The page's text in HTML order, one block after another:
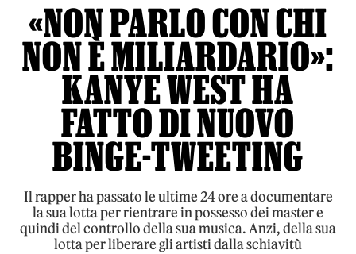
«NON PARLO CON CHI
NON È MILIARDARIO»:
KANYE WEST HA
FATTO DI NUOVO
BINGE-TWEETING
Il rapper ha passato le ultime 24 ore a documentare
la sua lotta per rientrare in possesso dei master e
quindi del controllo della sua musica. Anzi, della sua
lotta per liberare gli artisti dalla schiavitù